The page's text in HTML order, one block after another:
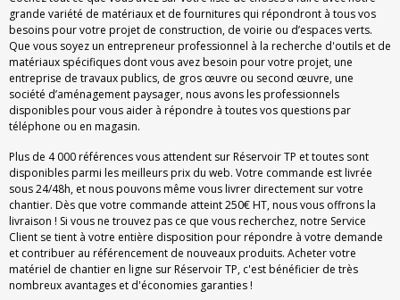
grande variété de matériaux et de fournitures qui répondront à tous vos
besoins pour votre projet de construction, de voirie ou d’espaces verts.
Que vous soyez un entrepreneur professionnel à la recherche d'outils et de
matériaux spécifiques dont vous avez besoin pour votre projet, une
entreprise de travaux publics, de gros œuvre ou second œuvre, une
société d’aménagement paysager, nous avons les professionnels
disponibles pour vous aider à répondre à toutes vos questions par
téléphone ou en magasin.
Plus de 4 000 références vous attendent sur Réservoir TP et toutes sont
disponibles parmi les meilleurs prix du web. Votre commande est livrée
sous 24/48h, et nous pouvons même vous livrer directement sur votre
chantier. Dès que votre commande atteint 250€ HT, nous vous offrons la
livraison ! Si vous ne trouvez pas ce que vous recherchez, notre Service
Client se tient à votre entière disposition pour répondre à votre demande
et contribuer au référencement de nouveaux produits. Acheter votre
matériel de chantier en ligne sur Réservoir TP, c'est bénéficier de très
nombreux avantages et d'économies garanties !